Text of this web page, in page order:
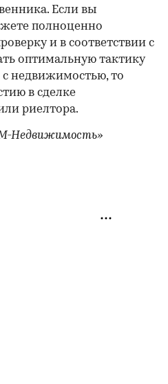
Если вы
полноценно
и в соответствии с
оптимальную тактику
недвижимостью, то
в сделке
риелтора.
Недвижимость»